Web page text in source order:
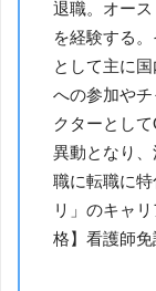
退職。オー
を経験する
として主に
への参加や
クターとし
異動となり
職に転職に
リ」のキャ
格】看護師